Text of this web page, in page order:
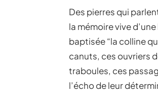
Des pierres qui
la mémoire vive
baptisée “la colline
canuts, ces ouvriers
traboules, ces
l’écho de leur